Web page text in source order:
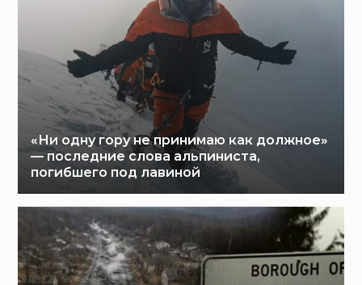
«Ни одну гору не принимаю как должное»
— последние слова альпиниста,
погибшего под лавиной